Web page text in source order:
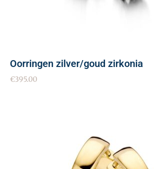
Oorringen zilver/goud zirkonia
€395.00